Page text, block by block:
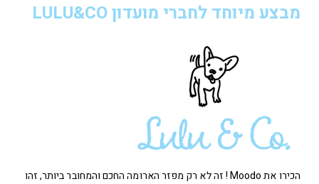
מבצע מיוחד לחברי מועדוןLULU&CO
הכירו את Moodo ! זה לא רק מפזר הארומה החכם והמחובר ביותר, זהו